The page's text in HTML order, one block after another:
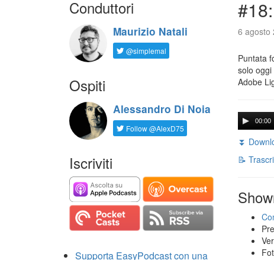
Conduttori
Maurizio Natali
@simplemal
Ospiti
Alessandro Di Noia
Follow @AlexD75
Iscriviti
Supporta EasyPodcast con una
6 agosto
Puntata
solo
Adobe
00:00
⏬
📝